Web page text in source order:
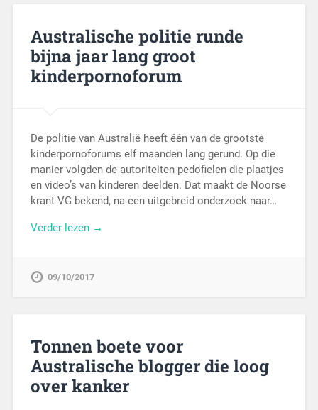
Australische politie runde
bijna jaar lang groot
kinderpornoforum
De politie van Australië heeft één van de grootste
kinderpornoforums elf maanden lang gerund. Op die
manier volgden de autoriteiten pedofielen die plaatjes
en video’s van kinderen deelden. Dat maakt de Noorse
krant VG bekend, na een uitgebreid onderzoek naar…
Verder lezen →
09/10/2017
Tonnen boete voor
Australische blogger die loog
over kanker